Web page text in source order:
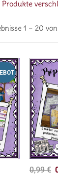
Produkte
1 – 20
0,99€